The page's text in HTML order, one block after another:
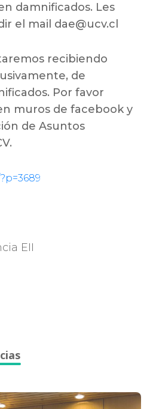
damnificados. Les
el mail dae@ucv.cl
recibiendo
de
Por favor
muros de facebook y
de Asuntos
EII